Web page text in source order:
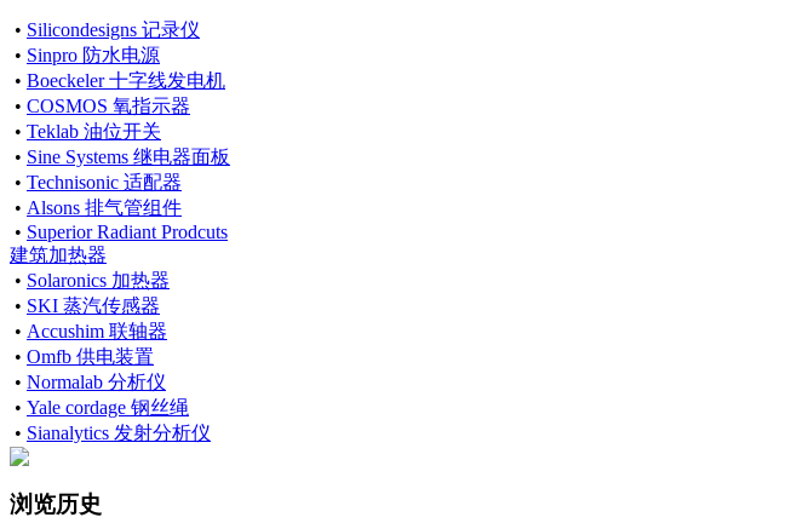
• Silicondesigns 记录仪
• Sinpro 防水电源
• Boeckeler 十字线发电机
• COSMOS 氧指示器
• Teklab 油位开关
• Sine Systems 继电器面板
• Technisonic 适配器
• Alsons 排气管组件
• Superior Radiant Prodcuts
建筑加热器
• Solaronics 加热器
• SKI 蒸汽传感器
• Accushim 联轴器
• Omfb 供电装置
• Normalab 分析仪
• Yale cordage 钢丝绳
• Sianalytics 发射分析仪
浏览历史